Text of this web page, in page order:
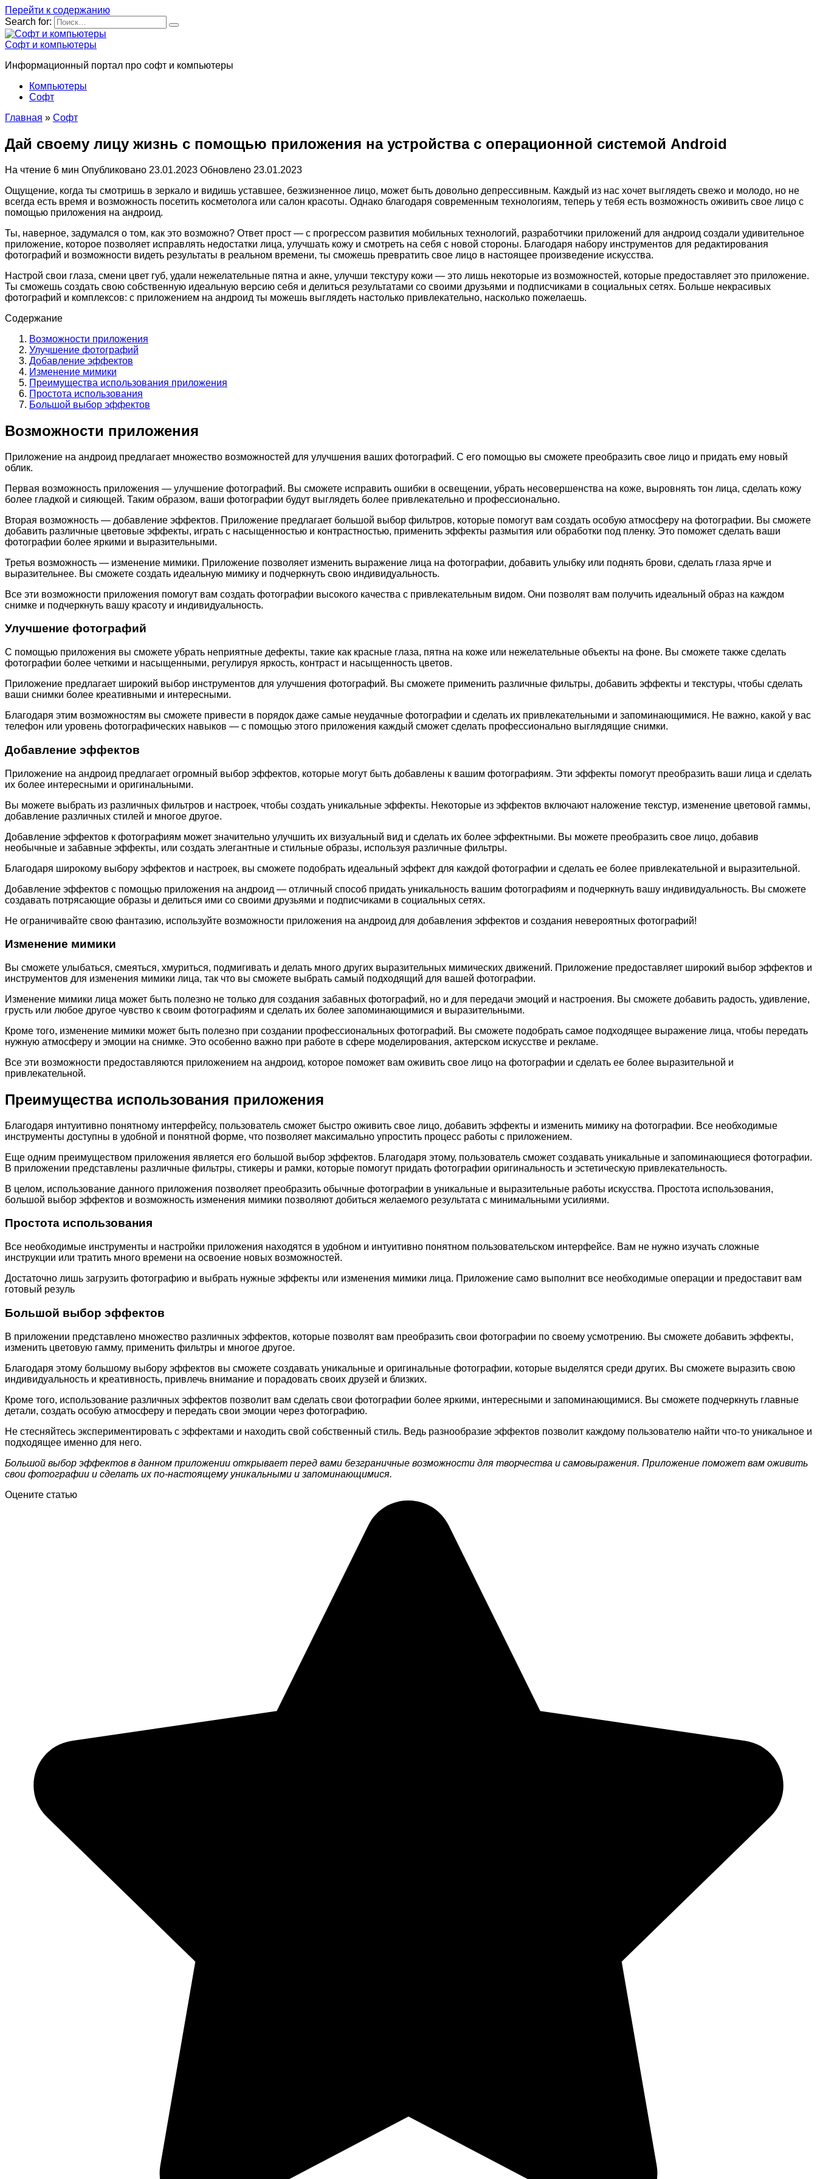
Перейти к содержанию
Search for:
Софт и компьютеры
Информационный портал про софт и компьютеры
Компьютеры
Софт
Главная » Софт
Дай своему лицу жизнь с помощью приложения на устройства с операционной системой Android
На чтение 6 мин Опубликовано 23.01.2023 Обновлено 23.01.2023
Ощущение, когда ты смотришь в зеркало и видишь уставшее, безжизненное лицо, может быть довольно депрессивным. Каждый из нас хочет выглядеть свежо и молодо, но не
всегда есть время и возможность посетить косметолога или салон красоты. Однако благодаря современным технологиям, теперь у тебя есть возможность оживить свое лицо с
помощью приложения на андроид.
Ты, наверное, задумался о том, как это возможно? Ответ прост — с прогрессом развития мобильных технологий, разработчики приложений для андроид создали удивительное
приложение, которое позволяет исправлять недостатки лица, улучшать кожу и смотреть на себя с новой стороны. Благодаря набору инструментов для редактирования
фотографий и возможности видеть результаты в реальном времени, ты сможешь превратить свое лицо в настоящее произведение искусства.
Настрой свои глаза, смени цвет губ, удали нежелательные пятна и акне, улучши текстуру кожи — это лишь некоторые из возможностей, которые предоставляет это приложение.
Ты сможешь создать свою собственную идеальную версию себя и делиться результатами со своими друзьями и подписчиками в социальных сетях. Больше некрасивых
фотографий и комплексов: с приложением на андроид ты можешь выглядеть настолько привлекательно, насколько пожелаешь.
Содержание
Возможности приложения
Улучшение фотографий
Добавление эффектов
Изменение мимики
Преимущества использования приложения
Простота использования
Большой выбор эффектов
Возможности приложения
Приложение на андроид предлагает множество возможностей для улучшения ваших фотографий. С его помощью вы сможете преобразить свое лицо и придать ему новый
облик.
Первая возможность приложения — улучшение фотографий. Вы сможете исправить ошибки в освещении, убрать несовершенства на коже, выровнять тон лица, сделать кожу
более гладкой и сияющей. Таким образом, ваши фотографии будут выглядеть более привлекательно и профессионально.
Вторая возможность — добавление эффектов. Приложение предлагает большой выбор фильтров, которые помогут вам создать особую атмосферу на фотографии. Вы сможете
добавить различные цветовые эффекты, играть с насыщенностью и контрастностью, применить эффекты размытия или обработки под пленку. Это поможет сделать ваши
фотографии более яркими и выразительными.
Третья возможность — изменение мимики. Приложение позволяет изменить выражение лица на фотографии, добавить улыбку или поднять брови, сделать глаза ярче и
выразительнее. Вы сможете создать идеальную мимику и подчеркнуть свою индивидуальность.
Все эти возможности приложения помогут вам создать фотографии высокого качества с привлекательным видом. Они позволят вам получить идеальный образ на каждом
снимке и подчеркнуть вашу красоту и индивидуальность.
Улучшение фотографий
С помощью приложения вы сможете убрать неприятные дефекты, такие как красные глаза, пятна на коже или нежелательные объекты на фоне. Вы сможете также сделать
фотографии более четкими и насыщенными, регулируя яркость, контраст и насыщенность цветов.
Приложение предлагает широкий выбор инструментов для улучшения фотографий. Вы сможете применить различные фильтры, добавить эффекты и текстуры, чтобы сделать
ваши снимки более креативными и интересными.
Благодаря этим возможностям вы сможете привести в порядок даже самые неудачные фотографии и сделать их привлекательными и запоминающимися. Не важно, какой у вас
телефон или уровень фотографических навыков — с помощью этого приложения каждый сможет сделать профессионально выглядящие снимки.
Добавление эффектов
Приложение на андроид предлагает огромный выбор эффектов, которые могут быть добавлены к вашим фотографиям. Эти эффекты помогут преобразить ваши лица и сделать
их более интересными и оригинальными.
Вы можете выбрать из различных фильтров и настроек, чтобы создать уникальные эффекты. Некоторые из эффектов включают наложение текстур, изменение цветовой гаммы,
добавление различных стилей и многое другое.
Добавление эффектов к фотографиям может значительно улучшить их визуальный вид и сделать их более эффектными. Вы можете преобразить свое лицо, добавив
необычные и забавные эффекты, или создать элегантные и стильные образы, используя различные фильтры.
Благодаря широкому выбору эффектов и настроек, вы сможете подобрать идеальный эффект для каждой фотографии и сделать ее более привлекательной и выразительной.
Добавление эффектов с помощью приложения на андроид — отличный способ придать уникальность вашим фотографиям и подчеркнуть вашу индивидуальность. Вы сможете
создавать потрясающие образы и делиться ими со своими друзьями и подписчиками в социальных сетях.
Не ограничивайте свою фантазию, используйте возможности приложения на андроид для добавления эффектов и создания невероятных фотографий!
Изменение мимики
Вы сможете улыбаться, смеяться, хмуриться, подмигивать и делать много других выразительных мимических движений. Приложение предоставляет широкий выбор эффектов и
инструментов для изменения мимики лица, так что вы сможете выбрать самый подходящий для вашей фотографии.
Изменение мимики лица может быть полезно не только для создания забавных фотографий, но и для передачи эмоций и настроения. Вы сможете добавить радость, удивление,
грусть или любое другое чувство к своим фотографиям и сделать их более запоминающимися и выразительными.
Кроме того, изменение мимики может быть полезно при создании профессиональных фотографий. Вы сможете подобрать самое подходящее выражение лица, чтобы передать
нужную атмосферу и эмоции на снимке. Это особенно важно при работе в сфере моделирования, актерском искусстве и рекламе.
Все эти возможности предоставляются приложением на андроид, которое поможет вам оживить свое лицо на фотографии и сделать ее более выразительной и
привлекательной.
Преимущества использования приложения
Благодаря интуитивно понятному интерфейсу, пользователь сможет быстро оживить свое лицо, добавить эффекты и изменить мимику на фотографии. Все необходимые
инструменты доступны в удобной и понятной форме, что позволяет максимально упростить процесс работы с приложением.
Еще одним преимуществом приложения является его большой выбор эффектов. Благодаря этому, пользователь сможет создавать уникальные и запоминающиеся фотографии.
В приложении представлены различные фильтры, стикеры и рамки, которые помогут придать фотографии оригинальность и эстетическую привлекательность.
В целом, использование данного приложения позволяет преобразить обычные фотографии в уникальные и выразительные работы искусства. Простота использования,
большой выбор эффектов и возможность изменения мимики позволяют добиться желаемого результата с минимальными усилиями.
Простота использования
Все необходимые инструменты и настройки приложения находятся в удобном и интуитивно понятном пользовательском интерфейсе. Вам не нужно изучать сложные
инструкции или тратить много времени на освоение новых возможностей.
Достаточно лишь загрузить фотографию и выбрать нужные эффекты или изменения мимики лица. Приложение само выполнит все необходимые операции и предоставит вам
готовый резуль
Большой выбор эффектов
В приложении представлено множество различных эффектов, которые позволят вам преобразить свои фотографии по своему усмотрению. Вы сможете добавить эффекты,
изменить цветовую гамму, применить фильтры и многое другое.
Благодаря этому большому выбору эффектов вы сможете создавать уникальные и оригинальные фотографии, которые выделятся среди других. Вы сможете выразить свою
индивидуальность и креативность, привлечь внимание и порадовать своих друзей и близких.
Кроме того, использование различных эффектов позволит вам сделать свои фотографии более яркими, интересными и запоминающимися. Вы сможете подчеркнуть главные
детали, создать особую атмосферу и передать свои эмоции через фотографию.
Не стесняйтесь экспериментировать с эффектами и находить свой собственный стиль. Ведь разнообразие эффектов позволит каждому пользователю найти что-то уникальное и
подходящее именно для него.
Большой выбор эффектов в данном приложении открывает перед вами безграничные возможности для творчества и самовыражения. Приложение поможет вам оживить
свои фотографии и сделать их по-настоящему уникальными и запоминающимися.
Оцените статью